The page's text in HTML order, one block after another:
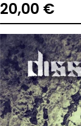
20,00 €